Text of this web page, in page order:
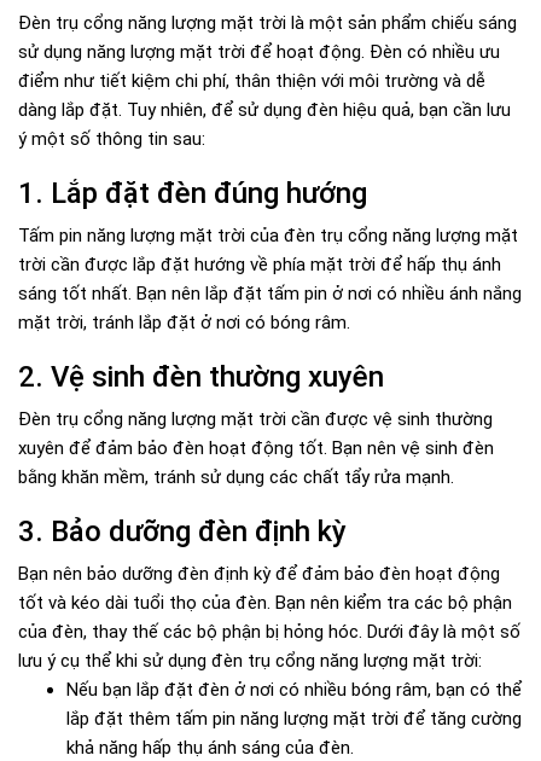
Đèn trụ cổng năng lượng mặt trời là một sản phẩm chiếu sáng
sử dụng năng lượng mặt trời để hoạt động. Đèn có nhiều ưu
điểm như tiết kiệm chi phí, thân thiện với môi trường và dễ
dàng lắp đặt. Tuy nhiên, để sử dụng đèn hiệu quả, bạn cần lưu
ý một số thông tin sau:
1. Lắp đặt đèn đúng hướng
Tấm pin năng lượng mặt trời của đèn trụ cổng năng lượng mặt
trời cần được lắp đặt hướng về phía mặt trời để hấp thụ ánh
sáng tốt nhất. Bạn nên lắp đặt tấm pin ở nơi có nhiều ánh nắng
mặt trời, tránh lắp đặt ở nơi có bóng râm.
2. Vệ sinh đèn thường xuyên
Đèn trụ cổng năng lượng mặt trời cần được vệ sinh thường
xuyên để đảm bảo đèn hoạt động tốt. Bạn nên vệ sinh đèn
bằng khăn mềm, tránh sử dụng các chất tẩy rửa mạnh.
3. Bảo dưỡng đèn định kỳ
Bạn nên bảo dưỡng đèn định kỳ để đảm bảo đèn hoạt động
tốt và kéo dài tuổi thọ của đèn. Bạn nên kiểm tra các bộ phận
của đèn, thay thế các bộ phận bị hỏng hóc. Dưới đây là một số
lưu ý cụ thể khi sử dụng đèn trụ cổng năng lượng mặt trời:
Nếu bạn lắp đặt đèn ở nơi có nhiều bóng râm, bạn có thể
lắp đặt thêm tấm pin năng lượng mặt trời để tăng cường
khả năng hấp thụ ánh sáng của đèn.